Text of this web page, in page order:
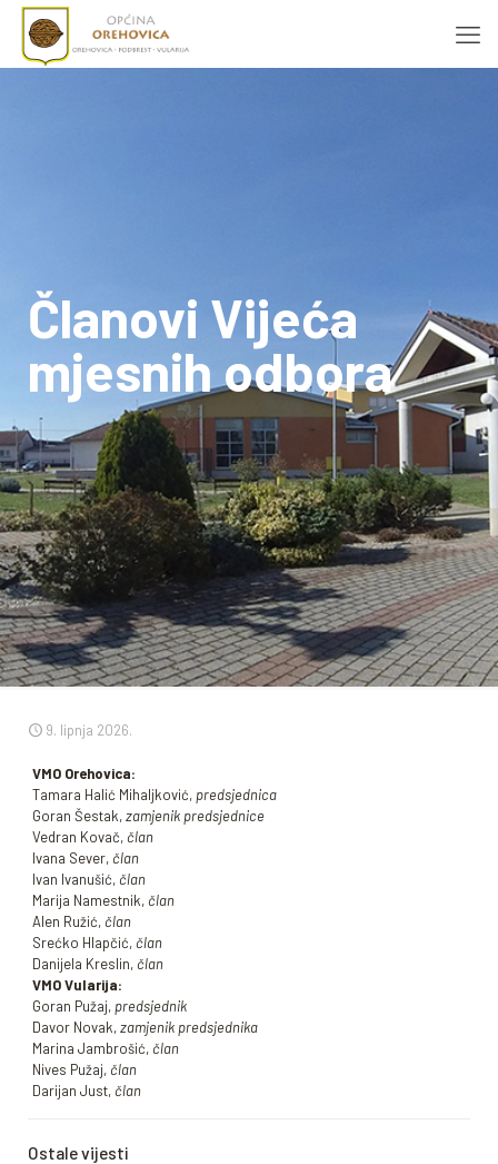
Članovi Vijeća
mjesnih odbora
9. lipnja 2026.
VMO Orehovica:
Tamara Halić Mihaljković, predsjednica
Goran Šestak,zamjenik predsjednice
Vedran Kovač, član
Ivana Sever, član
Ivan Ivanušić, član
Marija Namestnik, član
Alen Ružić, član
Srećko Hlapčić, član
Danijela Kreslin, član
VMO Vularija:
Goran Pužaj, predsjednik
Davor Novak,zamjenik predsjednika
Marina Jambrošić, član
Nives Pužaj, član
Darijan Just, član
Ostale vijesti